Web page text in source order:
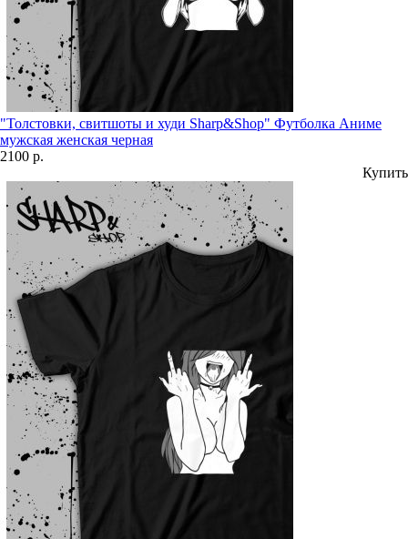
"Толстовки, свитшоты и худи Sharp&Shop" Футболка Аниме
мужская женская черная
2100 р.
Купить